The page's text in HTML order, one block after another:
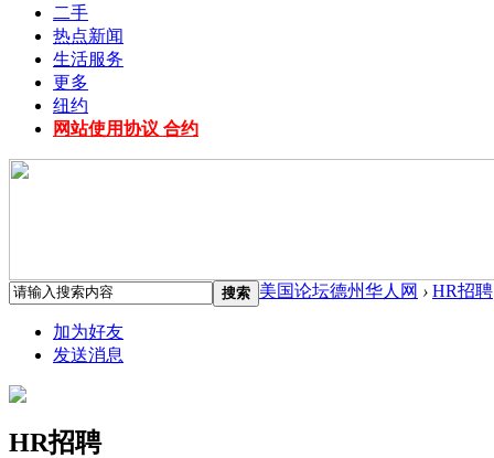
二手
热点新闻
生活服务
更多
纽约
网站使用协议 合约
搜索 美国论坛德州华人网 › HR招聘
加为好友
发送消息
HR招聘